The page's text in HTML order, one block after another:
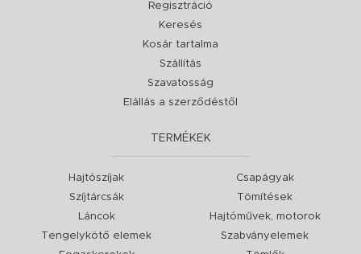
Regisztráció
Keresés
Kosár tartalma
Szállítás
Szavatosság
Elállás a szerződéstől
TERMÉKEK
Hajtószíjak
Szíjtárcsák
Láncok
Tengelykötő elemek
Csapágyak
Tömítések
Hajtóművek, motorok
Szabványelemek